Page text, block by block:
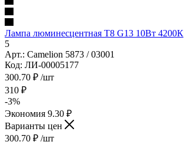
Лампа люминесцентная Т8 G13 10Вт 4200К
5
Арт.: Camelion 5873 / 03001
Код: ЛИ-00005177
300.70 ₽ /шт
310 ₽
-3%
Экономия 9.30 ₽
Варианты цен
300.70 ₽ /шт